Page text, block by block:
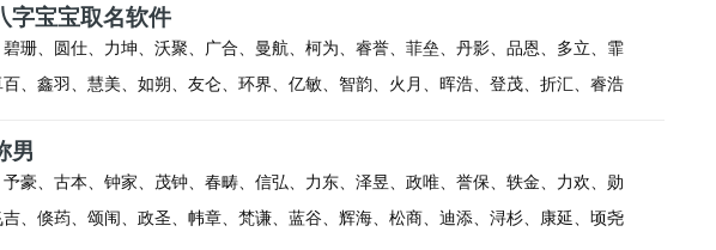
字宝宝取名软件
珊、圆仕、力坤、沃聚、广合、曼航、柯为、睿誉、菲垒、丹影、品恩、多立、霏
、鑫羽、慧美、如朔、友仑、环界、亿敏、智韵、火月、晖浩、登茂、折汇、睿浩
男
豪、古本、钟家、茂钟、春畴、信弘、力东、泽昱、政唯、誉保、轶金、力欢、勋
、倏荺、颂闱、政圣、帏章、梵谦、蓝谷、辉海、松商、迪添、浔杉、康延、顷尧